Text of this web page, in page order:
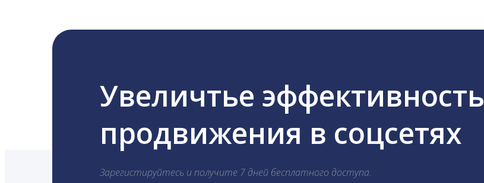
Увеличтье эффективность
продвижения в соцсетях
Зарегистируйтесь и получите 7 дней бесплатного доступа.